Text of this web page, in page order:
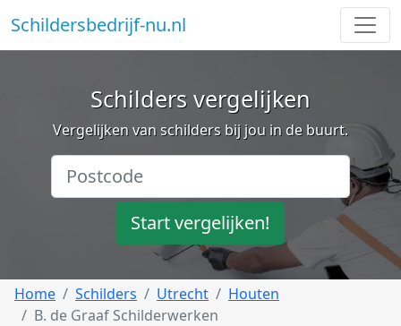
Schildersbedrijf-nu.nl
Schilders vergelijken
Vergelijken van schilders bij jou in de buurt.
Start vergelijken!
Home Schilders Utrecht
Houten
B. de Graaf Schilderwerken